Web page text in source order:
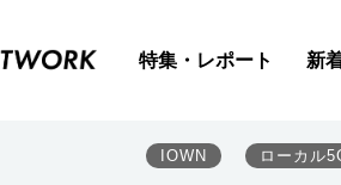
特集・レポート 新
IOWN ローカル